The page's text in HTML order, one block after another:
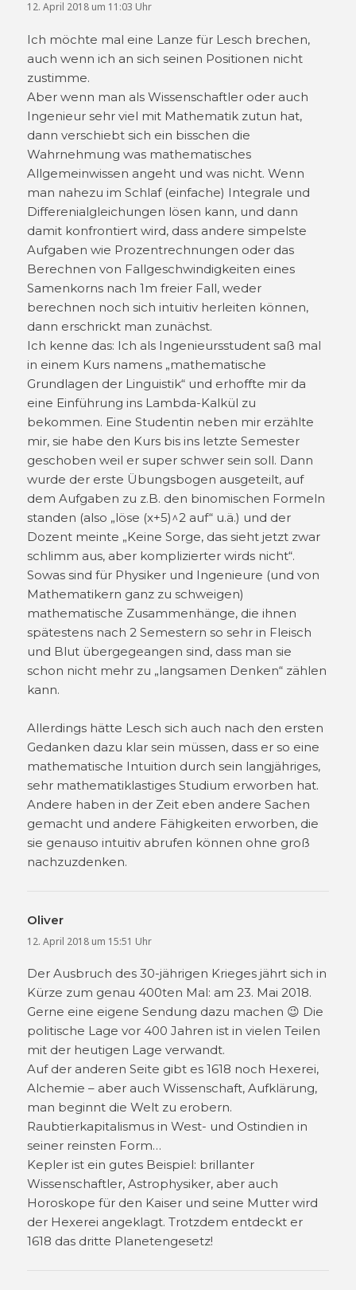
12. April 2018 um 11:03 Uhr
Ich möchte mal eine Lanze für Lesch brechen,
auch wenn ich an sich seinen Positionen nicht
zustimme.
Aber wenn man als Wissenschaftler oder auch
Ingenieur sehr viel mit Mathematik zutun hat,
dann verschiebt sich ein bisschen die
Wahrnehmung was mathematisches
Allgemeinwissen angeht und was nicht. Wenn
man nahezu im Schlaf (einfache) Integrale und
Differenialgleichungen lösen kann, und dann
damit konfrontiert wird, dass andere simpelste
Aufgaben wie Prozentrechnungen oder das
Berechnen von Fallgeschwindigkeiten eines
Samenkorns nach 1m freier Fall, weder
berechnen noch sich intuitiv herleiten können,
dann erschrickt man zunächst.
Ich kenne das: Ich als Ingenieursstudent saß mal
in einem Kurs namens „mathematische
Grundlagen der Linguistik“ und erhoffte mir da
eine Einführung ins Lambda-Kalkül zu
bekommen. Eine Studentin neben mir erzählte
mir, sie habe den Kurs bis ins letzte Semester
geschoben weil er super schwer sein soll. Dann
wurde der erste Übungsbogen ausgeteilt, auf
dem Aufgaben zu z.B. den binomischen Formeln
standen (also „löse (x+5)^2 auf“ u.ä.) und der
Dozent meinte „Keine Sorge, das sieht jetzt zwar
schlimm aus, aber komplizierter wirds nicht“.
Sowas sind für Physiker und Ingenieure (und von
Mathematikern ganz zu schweigen)
mathematische Zusammenhänge, die ihnen
spätestens nach 2 Semestern so sehr in Fleisch
und Blut übergegeangen sind, dass man sie
schon nicht mehr zu „langsamen Denken“ zählen
kann.
Allerdings hätte Lesch sich auch nach den ersten
Gedanken dazu klar sein müssen, dass er so eine
mathematische Intuition durch sein langjähriges,
sehr mathematiklastiges Studium erworben hat.
Andere haben in der Zeit eben andere Sachen
gemacht und andere Fähigkeiten erworben, die
sie genauso intuitiv abrufen können ohne groß
nachzuzdenken.
Oliver
12. April 2018 um 15:51 Uhr
Der Ausbruch des 30-jährigen Krieges jährt sich in
Kürze zum genau 400ten Mal: am 23. Mai 2018.
Gerne eine eigene Sendung dazu machen 😉 Die
politische Lage vor 400 Jahren ist in vielen Teilen
mit der heutigen Lage verwandt.
Auf der anderen Seite gibt es 1618 noch Hexerei,
Alchemie – aber auch Wissenschaft, Aufklärung,
man beginnt die Welt zu erobern.
Raubtierkapitalismus in West- und Ostindien in
seiner reinsten Form…
Kepler ist ein gutes Beispiel: brillanter
Wissenschaftler, Astrophysiker, aber auch
Horoskope für den Kaiser und seine Mutter wird
der Hexerei angeklagt. Trotzdem entdeckt er
1618 das dritte Planetengesetz!